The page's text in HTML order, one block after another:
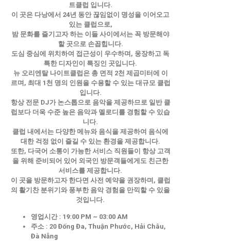
트클럽 입니다.
이 곳은 다낭에서 24년 동안 끊임없이 명성을 이어오고
있는 클럽으로,
밤 문화를 즐기고자 하는 이들 사이에서는 꼭 방문해야
할 곳으로 손꼽힙니다.
도심 중심에 위치하여 접근성이 우수하며, 웅장하고 독
특한 디자인이 특징인 곳입니다.
뉴 오리엔탈 나이트클럽은 총 면적 2천 제곱미터에 이
르며, 최대 1천 명의 인원을 수용할 수 있는 대규모 클럽
입니다.
항상 전문 DJ가 논스톱으로 음악을 제공하므로 일반 클
럽보다 더욱 수준 높은 음악과 멜로디를 경험할 수 있습
니다.
클럽 내에서는 다양한 메뉴와 음식을 제공하여 음식에
대한 걱정 없이 즐길 수 있는 환경을 제공합니다.
또한, 다국어 소통이 가능한 서비스 직원들이 항상 고객
을 위해 준비되어 있어 외국인 방문객들에게도 친근한
서비스를 제공합니다.
이 곳을 방문하고자 한다면 사전 예약을 권장하며, 클럽
의 활기찬 분위기와 풍부한 음악 경험을 만끽할 수 있을
것입니다.
영업시간 : 19:00 PM ~ 03:00 AM
주소 : 20 Đống Đa, Thuận Phước, Hải Châu,
Đà Nẵng